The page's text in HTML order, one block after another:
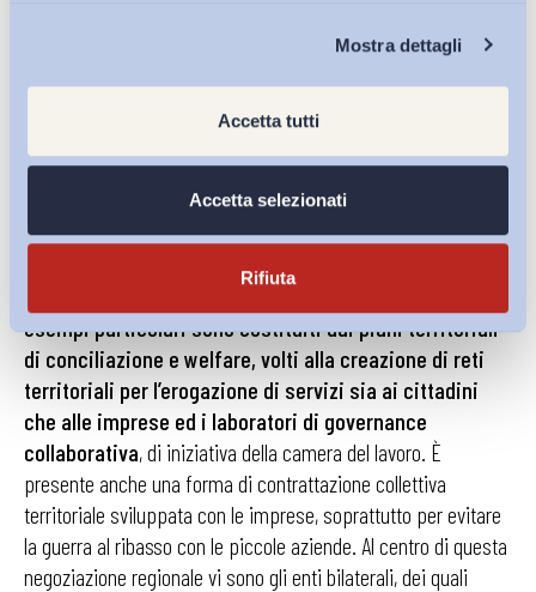
Mostra dettagli
Accetta tutti
Accetta selezionati
Rifiuta
Infine i risultati delle interviste come le tre
Lombardo, stiano cercando di dare nuova linfa alla
negoziazione territoriale.È opinione diffusa che la
presenza sui piani di zona sia molto rilevante per la capacità
di rafforzare la rappresentanza e allo stesso tempo
esempi particolari sono costituiti daipiani territoriali
di conciliazione e welfare, volti alla creazione di reti
territoriali per l’erogazione di servizi sia ai cittadini
che alle imprese ed i laboratori di governance
collaborativa, di iniziativa della camera del lavoro. È
presente anche una forma di contrattazione collettiva
territoriale sviluppata con le imprese, soprattutto per evitare
la guerra al ribasso con le piccole aziende. Al centro di questa
negoziazione regionale vi sono gli enti bilaterali, dei quali